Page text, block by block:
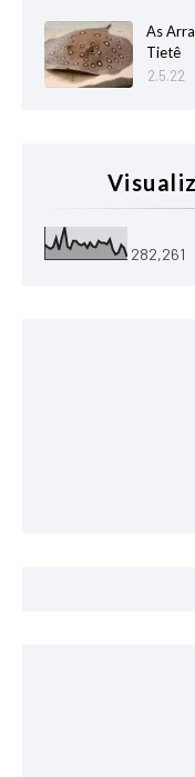
As
Tietê
2.5.22
282,261